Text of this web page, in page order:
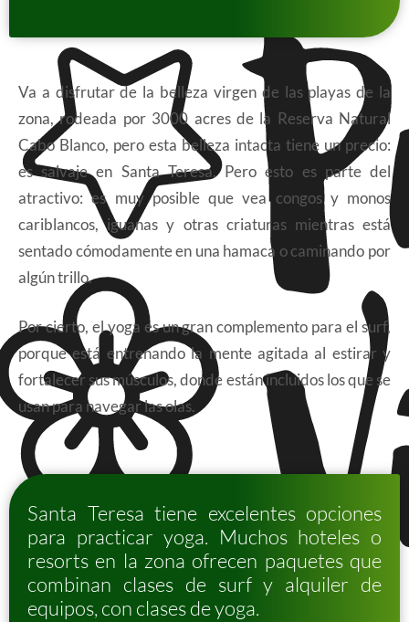
Va a disfrutar de la belleza virgen de las playas de la
zona, rodeada por 3000 acres de la Reserva Natural
Cabo Blanco, pero esta belleza intacta tiene un precio:
es salvaje en Santa Teresa. Pero esto es parte del
atractivo: es muy posible que vea congos y monos
cariblancos, iguanas y otras criaturas mientras está
sentado cómodamente en una hamaca o caminando por
algún trillo.
Por cierto, el yoga es un gran complemento para el surf,
porque está entrenando la mente agitada al estirar y
fortalecer sus músculos, donde están incluidos los que se
usan para navegar las olas.
Santa Teresa tiene excelentes opciones
para practicar yoga. Muchos hoteles o
resorts en la zona ofrecen paquetes que
combinan clases de surf y alquiler de
equipos, con clases de yoga.